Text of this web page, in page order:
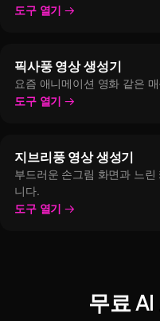
도구 열기
픽사풍 영상 생성기
요즘 애니메이션 영화 같은
도구 열기
지브리풍 영상 생성기
부드러운 손그림 화면과 느
니다.
도구 열기
무료